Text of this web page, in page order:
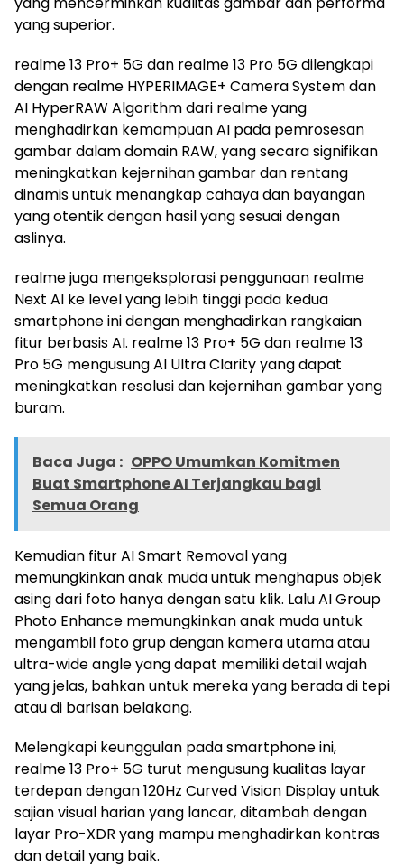
yang superior.
realme 13 Pro+ 5G dan realme 13 Pro 5G dilengkapi
dengan realme HYPERIMAGE+ Camera System dan
AI HyperRAW Algorithm dari realme yang
menghadirkan kemampuan AI pada pemrosesan
gambar dalam domain RAW, yang secara signifikan
meningkatkan kejernihan gambar dan rentang
dinamis untuk menangkap cahaya dan bayangan
yang otentik dengan hasil yang sesuai dengan
aslinya.
realme juga mengeksplorasi penggunaan realme
Next AI ke level yang lebih tinggi pada kedua
smartphone ini dengan menghadirkan rangkaian
fitur berbasis AI. realme 13 Pro+ 5G dan realme 13
Pro 5G mengusung AI Ultra Clarity yang dapat
meningkatkan resolusi dan kejernihan gambar yang
buram.
Baca Juga : OPPO Umumkan Komitmen
Buat Smartphone AI Terjangkau bagi
Semua Orang
Kemudian fitur AI Smart Removal yang
memungkinkan anak muda untuk menghapus objek
asing dari foto hanya dengan satu klik. Lalu AI Group
Photo Enhance memungkinkan anak muda untuk
mengambil foto grup dengan kamera utama atau
ultra-wide angle yang dapat memiliki detail wajah
yang jelas, bahkan untuk mereka yang berada di tepi
atau di barisan belakang.
Melengkapi keunggulan pada smartphone ini,
realme 13 Pro+ 5G turut mengusung kualitas layar
terdepan dengan 120Hz Curved Vision Display untuk
sajian visual harian yang lancar, ditambah dengan
layar Pro-XDR yang mampu menghadirkan kontras
dan detail yang baik.